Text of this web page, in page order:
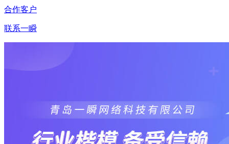
合作客户
联系一瞬